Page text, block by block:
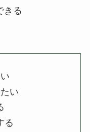
きる
い
る